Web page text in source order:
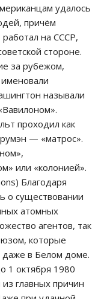
удалось
причём
работал на СССР,
стороне.
за рубежом,
называли
проходил как
— «матрос».
или «колонией».
Благодаря
о существовании
атомных
агентов, так
которые
даже в Белом доме.
1 октября 1980
главных причин